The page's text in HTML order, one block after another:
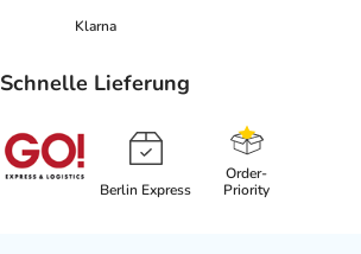
Klarna
Schnelle Lieferung
Berlin Express
Order-
Priority